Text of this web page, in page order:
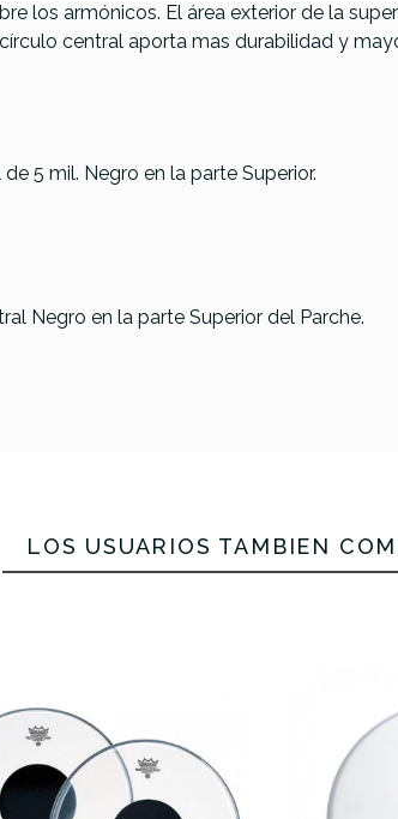
los armónicos. El área exterior de la
central aporta mas durabilidad y
5 mil. Negro en la parte Superior.
Negro en la parte Superior del Parche.
LOS USUARIOS TAMBIÉN